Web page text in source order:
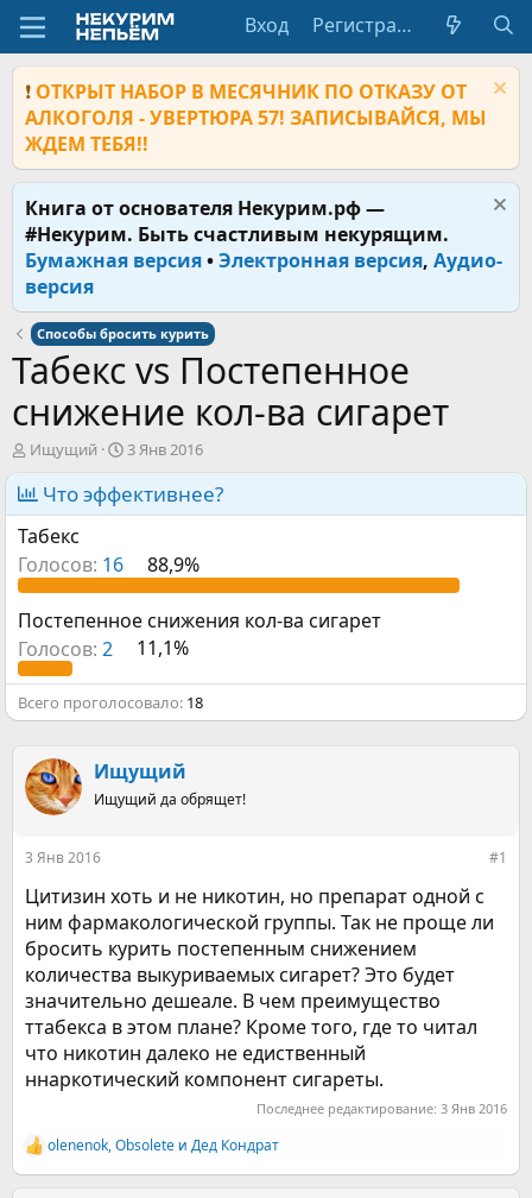
Вход Регистрация
❗ ОТКРЫТ НАБОР В МЕСЯЧНИК ПО ОТКАЗУ ОТ
АЛКОГОЛЯ - УВЕРТЮРА 57! ЗАПИСЫВАЙСЯ, МЫ
ЖДЕМ ТЕБЯ!!
Книга от основателя Некурим.рф —
#Некурим. Быть счастливым некурящим.
Бумажная версия•Электронная версия, Аудио-
версия
Способы бросить курить
Табекс vs Постепенное
снижение кол-ва сигарет
А
в
т
о
р
е
м
ы
Ищущий
Д
а
т
а
ч
а
л
3 Янв 2016
Что эффективнее?
Табекс
Голосов: 16 88,9%
Постепенное снижения кол-ва сигарет
Голосов: 2 11,1%
Всего проголосовало 18
Ищущий
Ищущий да обрящет!
3 Янв 2016 #1
Цитизин хоть и не никотин, но препарат одной с
ним фармакологической группы. Так не проще ли
бросить курить постепенным снижением
количества выкуриваемых сигарет? Это будет
значительно дешеале. В чем преимущество
ттабекса в этом плане? Кроме того, где то читал
что никотин далеко не едиственный
ннаркотический компонент сигареты.
Последнее редактирование: 3 Янв 2016
Р
е
olenenok,Obsolete и Дед Кондрат